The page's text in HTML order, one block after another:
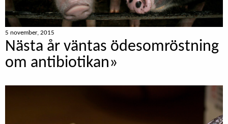
5 november, 2015
Nästa år väntas ödesomröstning
om antibiotikan»